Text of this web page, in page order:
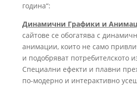
година“:
Динамични Графики и
сайтове се обогатява с
анимации, които не само
и подобряват потребителското
Специални ефекти и плавни
по-модерно и интерактивно